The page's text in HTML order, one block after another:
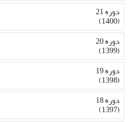
دوره 21
(1400)
دوره 20
(1399)
دوره 19
(1398)
دوره 18
(1397)